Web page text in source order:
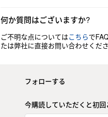
何か質問はございますか?
ご不明な点についてはこちらで
たは弊社に直接お問い合わせくだ
フォローする
今購読していただくと初